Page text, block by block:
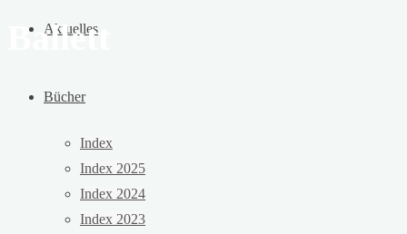
Aktuelles
Bücher
Index
Index 2025
Index 2024
Index 2023
Ballett